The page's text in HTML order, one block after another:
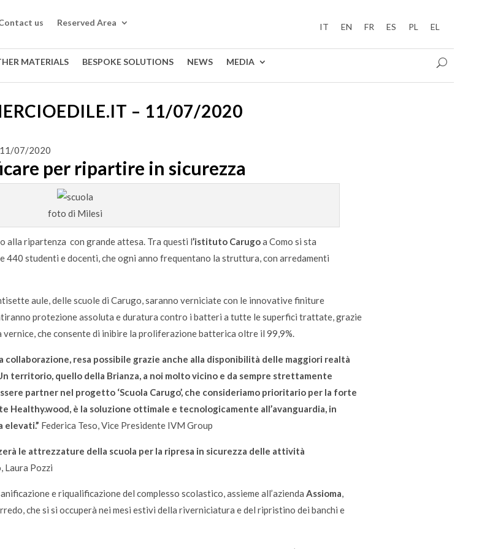
us Reserved Area IT EN FR ES PL EL
MATERIALS BESPOKE SOLUTIONS NEWS MEDIA
– 11/07/2020
11/07/2020
per ripartire in sicurezza
foto di Milesi
alla ripartenza con grande attesa. Tra questi l’istituto Carugoa Como si sta
studenti e docenti, che ogni anno frequentano la struttura, con arredamenti
aule, delle scuole di Carugo, saranno verniciate con le innovative finiture
protezione assoluta e duratura contro i batteri a tutte le superfici trattate, grazie
che consente di inibire la proliferazione batterica oltre il 99,9%.
resa possibile grazie anche alla disponibilità delle maggiori realtà
territorio, quello della Brianza, a noi molto vicino e da sempre strettamente
partner nel progetto ‘Scuola Carugo’, che consideriamo prioritario per la forte
Healthy.wood, è la soluzione ottimale e tecnologicamente all’avanguardia, in
elevati.” Federica Teso, Vice Presidente IVM Group
le attrezzature della scuola per la ripresa in sicurezza delle attività
Laura Pozzi
e riqualificazione del complesso scolastico, assieme all’azienda Assioma,
che si si occuperà nei mesi estivi della riverniciatura e del ripristino dei banchi e